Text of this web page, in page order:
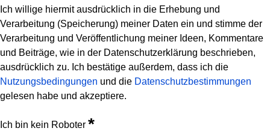
Ich willige hiermit ausdrücklich in die Erhebung und
Verarbeitung (Speicherung) meiner Daten ein und stimme der
Verarbeitung und Veröffentlichung meiner Ideen, Kommentare
und Beiträge, wie in der Datenschutzerklärung beschrieben,
ausdrücklich zu. Ich bestätige außerdem, dass ich die
Nutzungsbedingungen und die Datenschutzbestimmungen
gelesen habe und akzeptiere.
Ich bin kein Roboter *